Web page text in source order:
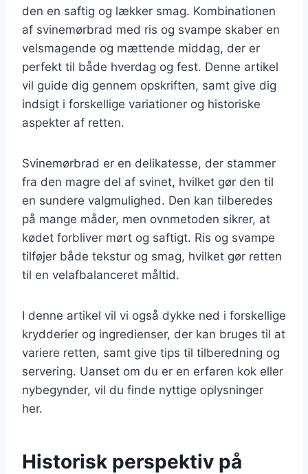
den en saftig og lækker smag. Kombinationen
af svinemørbrad med ris og svampe skaber en
velsmagende og mættende middag, der er
perfekt til både hverdag og fest. Denne artikel
vil guide dig gennem opskriften, samt give dig
indsigt i forskellige variationer og historiske
aspekter af retten.
Svinemørbrad er en delikatesse, der stammer
fra den magre del af svinet, hvilket gør den til
en sundere valgmulighed. Den kan tilberedes
på mange måder, men ovnmetoden sikrer, at
kødet forbliver mørt og saftigt. Ris og svampe
tilføjer både tekstur og smag, hvilket gør retten
til en velafbalanceret måltid.
I denne artikel vil vi også dykke ned i forskellige
krydderier og ingredienser, der kan bruges til at
variere retten, samt give tips til tilberedning og
servering. Uanset om du er en erfaren kok eller
nybegynder, vil du finde nyttige oplysninger
her.
Historisk perspektiv på